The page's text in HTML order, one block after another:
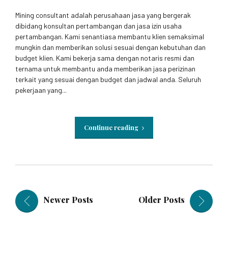
Mining consultant adalah perusahaan jasa yang bergerak
dibidang konsultan pertambangan dan jasa izin usaha
pertambangan. Kami senantiasa membantu klien semaksimal
mungkin dan memberikan solusi sesuai dengan kebutuhan dan
budget klien. Kami bekerja sama dengan notaris resmi dan
ternama untuk membantu anda memberikan jasa perizinan
terkait yang sesuai dengan budget dan jadwal anda. Seluruh
pekerjaan yang...
Continue reading
Newer Posts Older Posts